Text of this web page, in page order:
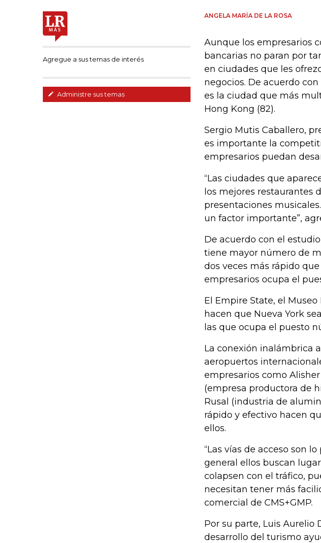
Agregue a sus temas de interés
Administre sus temas
ANGELA MARÍA DE LA ROSA
Aunque los empresarios
bancarias no paran por
en ciudades que les
negocios. De acuerdo
es la ciudad que más
Hong Kong (82).
Sergio Mutis Caballero,
es importante la
empresarios puedan
“Las ciudades que
los mejores restaurantes
presentaciones
un factor importante”,
De acuerdo con el
tiene mayor número de
dos veces más rápido
empresarios ocupa el
El Empire State, el
hacen que Nueva York
las que ocupa el puesto
La conexión inalámbrica
aeropuertos
empresarios como
(empresa productora de
Rusal (industria de
rápido y efectivo hacen
ellos.
“Las vías de acceso son
general ellos buscan
colapsen con el tráfico,
necesitan tener más
comercial de CMS+GMP.
Por su parte, Luis Aurelio
desarrollo del turismo